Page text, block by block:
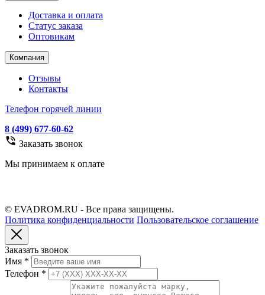
Доставка и оплата
Статус заказа
Оптовикам
Компания
Отзывы
Контакты
Телефон горячей линии
8 (499) 677-60-62
Заказать звонок
Мы принимаем к оплате
© EVADROM.RU - Все права защищены.
Политика конфиденциальности Пользовательское соглашение
Заказать звонок
Имя *
Телефон *